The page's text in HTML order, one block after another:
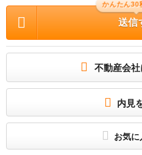
物件の所在地 : 埼玉県さいたま市西区大
分 西遊馬消防出張所バス停から徒歩3分
賃料 : 7.5万円 / 管理費又は共益費等 :
金等 : －、 償却、敷引 : － / 住宅総合保
料金はご契約前にＬＰガス事業者にご確
金にエアコンクリーニング費用を含み
ａｔｅ 初回：月額総支払額の６０％ １
車場 : 空有 5,500円 (駐車場仲介手数料６
(公社)埼玉県宅地建物取引業協会
(公社) 首都圏不動産公正取引協議会
かんたん30
送信
不動産会
内見
お気に